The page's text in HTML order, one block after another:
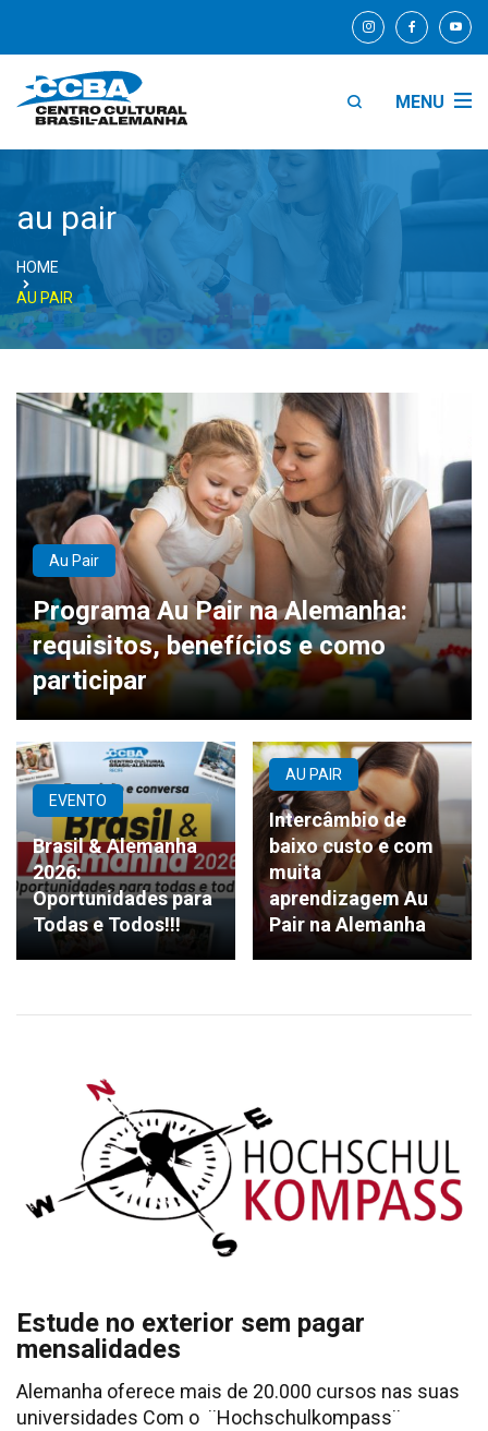
MENU
au pair
HOME
AU PAIR
Au Pair
Programa Au Pair na Alemanha:
requisitos, benefícios e como
participar
EVENTO
Brasil & Alemanha
2026:
Oportunidades para
Todas e Todos!!!
AU PAIR
Intercâmbio de
baixo custo e com
muita
aprendizagem Au
Pair na Alemanha
Estude no exterior sem pagar
mensalidades
Alemanha oferece mais de 20.000 cursos nas suas
universidades Com o ¨Hochschulkompass¨